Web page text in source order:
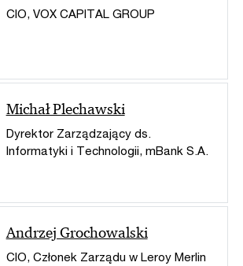
CIO, VOX CAPITAL GROUP
Michał Plechawski
Dyrektor Zarządzający ds.
Informatyki i Technologii, mBank S.A.
Andrzej Grochowalski
CIO, Członek Zarządu w Leroy Merlin